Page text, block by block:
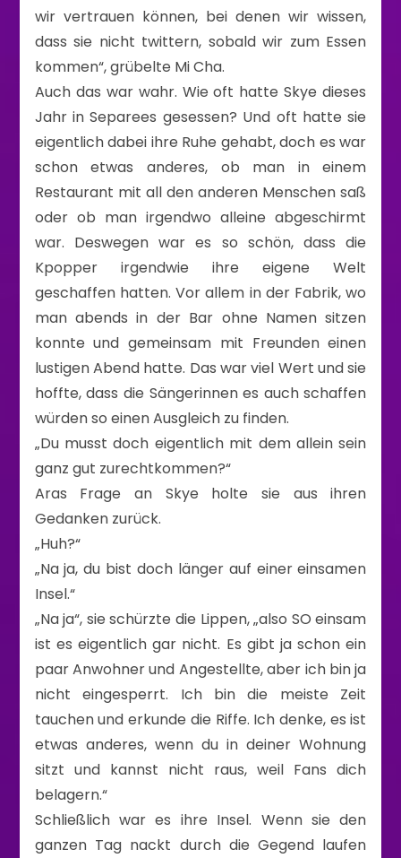
wir vertrauen können, bei denen wir wissen,
dass sie nicht twittern, sobald wir zum Essen
kommen“, grübelte Mi Cha.
Auch das war wahr. Wie oft hatte Skye dieses
Jahr in Separees gesessen? Und oft hatte sie
eigentlich dabei ihre Ruhe gehabt, doch es war
schon etwas anderes, ob man in einem
Restaurant mit all den anderen Menschen saß
oder ob man irgendwo alleine abgeschirmt
war. Deswegen war es so schön, dass die
Kpopper irgendwie ihre eigene Welt
geschaffen hatten. Vor allem in der Fabrik, wo
man abends in der Bar ohne Namen sitzen
konnte und gemeinsam mit Freunden einen
lustigen Abend hatte. Das war viel Wert und sie
hoffte, dass die Sängerinnen es auch schaffen
würden so einen Ausgleich zu finden.
„Du musst doch eigentlich mit dem allein sein
ganz gut zurechtkommen?“
Aras Frage an Skye holte sie aus ihren
Gedanken zurück.
„Huh?“
„Na ja, du bist doch länger auf einer einsamen
Insel.“
„Na ja“, sie schürzte die Lippen, „also SO einsam
ist es eigentlich gar nicht. Es gibt ja schon ein
paar Anwohner und Angestellte, aber ich bin ja
nicht eingesperrt. Ich bin die meiste Zeit
tauchen und erkunde die Riffe. Ich denke, es ist
etwas anderes, wenn du in deiner Wohnung
sitzt und kannst nicht raus, weil Fans dich
belagern.“
Schließlich war es ihre Insel. Wenn sie den
ganzen Tag nackt durch die Gegend laufen